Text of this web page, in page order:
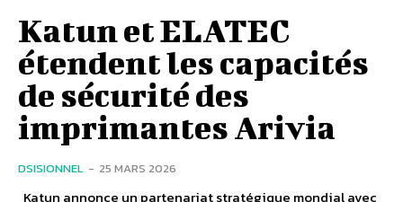
Katun et ELATEC
étendent les capacités
de sécurité des
imprimantes Arivia
DSISIONNEL - 25 MARS 2026